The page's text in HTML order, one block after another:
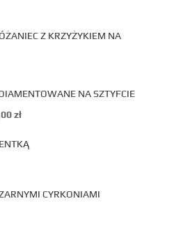
Z KRZYŻYKIEM NA
NA SZTYFCIE
zł
CYRKONIAMI